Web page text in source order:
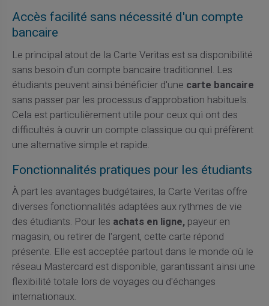
Accès facilité sans nécessité d'un compte
bancaire
Le principal atout de la Carte Veritas est sa disponibilité
sans besoin d'un compte bancaire traditionnel. Les
étudiants peuvent ainsi bénéficier d'une carte bancaire
sans passer par les processus d'approbation habituels.
Cela est particulièrement utile pour ceux qui ont des
difficultés à ouvrir un compte classique ou qui préfèrent
une alternative simple et rapide.
Fonctionnalités pratiques pour les étudiants
À part les avantages budgétaires, la Carte Veritas offre
diverses fonctionnalités adaptées aux rythmes de vie
des étudiants. Pour les achats en ligne,payeur en
magasin, ou retirer de l'argent, cette carte répond
présente. Elle est acceptée partout dans le monde où le
réseau Mastercard est disponible, garantissant ainsi une
flexibilité totale lors de voyages ou d'échanges
internationaux.